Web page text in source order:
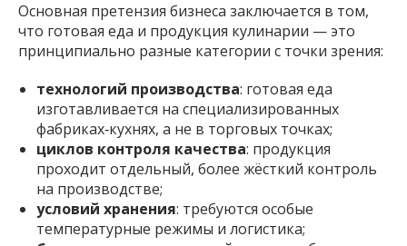
Основная претензия бизнеса заключается в том,
что готовая еда и продукция кулинарии — это
принципиально разные категории с точки зрения:
технологий производства: готовая еда
изготавливается на специализированных
фабриках‑кухнях, а не в торговых точках;
циклов контроля качества: продукция
проходит отдельный, более жёсткий контроль
на производстве;
условий хранения: требуются особые
температурные режимы и логистика;